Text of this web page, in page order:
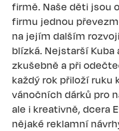
firmě. Naše děti jsou
firmu jednou
na jejím dalším
blízká. Nejstarší Kuba
zkušebně a při
každý rok přiloží ruku
vánočních dárků pro
ale i kreativně, dcera
nějaké reklamní